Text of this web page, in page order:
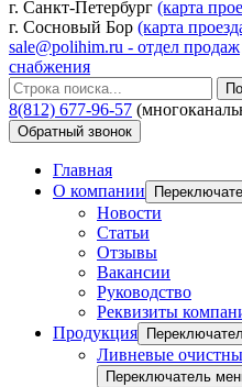
г. Санкт-Петербург (карта
г. Сосновый Бор (карта
sale@polihim.ru - отдел продаж
снабжения
8(812) 677-96-57
Обратный звонок
Главная
О компании
Новости
Статьи
Отзывы
Вакансии
Руководство
Реквизиты
Продукция
Ливневые
Переключатель